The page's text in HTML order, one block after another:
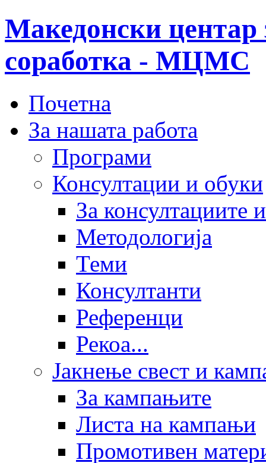
Македонски центар
соработка - МЦМС
Почетна
За нашата работа
Програми
Консултации и обуки
За консултациите
Методологија
Теми
Консултанти
Референци
Рекоа...
Јакнење свест и
За кампањите
Листа на кампањи
Промотивен